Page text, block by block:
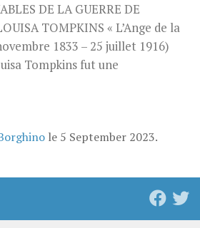
DE LA GUERRE DE
TOMPKINS « L’Ange de la
1833 – 25 juillet 1916)
Tompkins fut une
le 5 September 2023.